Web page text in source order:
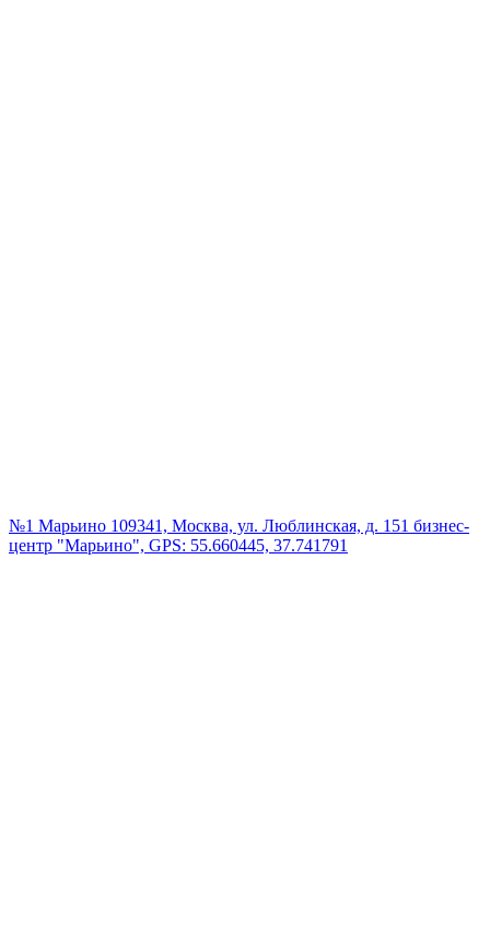
№1 Марьино 109341, Москва, ул. Люблинская, д. 151 бизнес-
центр "Марьино", GPS: 55.660445, 37.741791